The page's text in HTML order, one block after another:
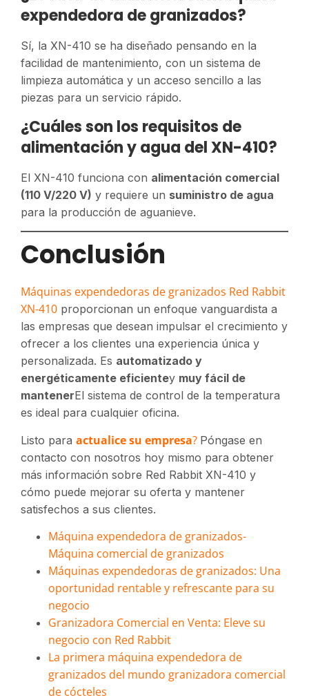
expendedora de granizados?
Sí, la XN-410 se ha diseñado pensando en la
facilidad de mantenimiento, con un sistema de
limpieza automática y un acceso sencillo a las
piezas para un servicio rápido.
¿Cuáles son los requisitos de
alimentación y agua del XN-410?
El XN-410 funciona con alimentación comercial
(110 V/220 V) y requiere un suministro de agua
para la producción de aguanieve.
Conclusión
Máquinas expendedoras de granizados Red Rabbit
XN-410 proporcionan un enfoque vanguardista a
las empresas que desean impulsar el crecimiento y
ofrecer a los clientes una experiencia única y
personalizada. Es automatizado y
energéticamente eficientey muy fácil de
mantenerEl sistema de control de la temperatura
es ideal para cualquier oficina.
Listo para actualice su empresa? Póngase en
contacto con nosotros hoy mismo para obtener
más información sobre Red Rabbit XN-410 y
cómo puede mejorar su oferta y mantener
satisfechos a sus clientes.
Máquina expendedora de granizados-
Máquina comercial de granizados
Máquinas expendedoras de granizados: Una
oportunidad rentable y refrescante para su
negocio
Granizadora Comercial en Venta: Eleve su
negocio con Red Rabbit
La primera máquina expendedora de
granizados del mundo granizadora comercial
de cócteles